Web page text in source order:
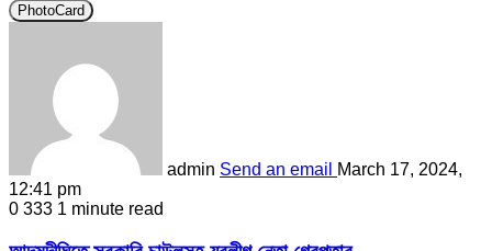
PhotoCard
admin Send an email
March 17, 2024,
12:41 pm
0 333 1 minute read